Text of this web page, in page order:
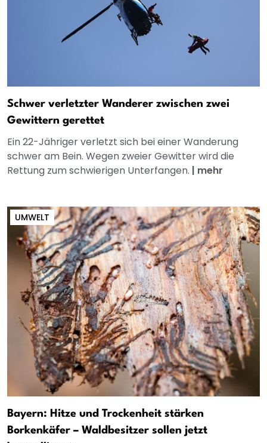
Schwer verletzter Wanderer zwischen zwei
Gewittern gerettet
Ein 22-Jähriger verletzt sich bei einer Wanderung
schwer am Bein. Wegen zweier Gewitter wird die
Rettung zum schwierigen Unterfangen. | mehr
UMWELT
Bayern: Hitze und Trockenheit stärken
Borkenkäfer – Waldbesitzer sollen jetzt